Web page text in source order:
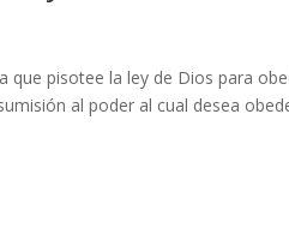
que pisotee la ley de Dios para
al poder al cual desea